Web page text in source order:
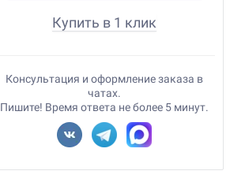
Купить в 1 клик
Консультация и оформление заказа в
чатах.
Пишите! Время ответа не более 5 минут.